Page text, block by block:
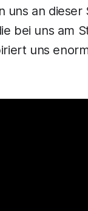
uns an
bei uns am
uns